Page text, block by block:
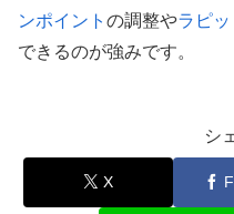
ンポイント の調整やラピ
できるのが強みです。
シ
X